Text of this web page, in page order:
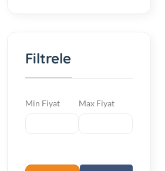
Filtrele
Min Fiyat Max Fiyat